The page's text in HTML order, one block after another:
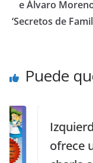
e Álvaro
‘Secretos de
Puede
Izquierda
ofrece una